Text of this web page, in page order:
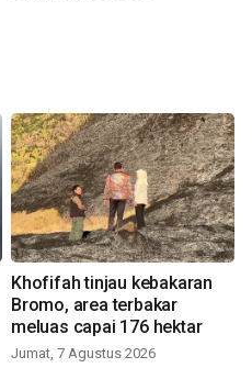
Khofifah tinjau kebakaran
Bromo, area terbakar
meluas capai 176 hektar
Jumat, 7 Agustus 2026